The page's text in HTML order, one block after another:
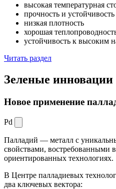
высокая температурная
прочность и
низкая плотность
хорошая
устойчивость к высоким
Читать раздел
Зеленые инновации
Новое применение
Pd
Палладий — металл с
свойствами, востребованными
ориентированных технологиях.
В Центре палладиевых
два ключевых вектора: